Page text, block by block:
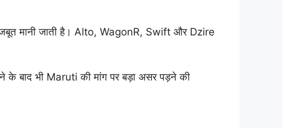
मानी जाती है। Alto, WagonR, Swift और Dzire
के बाद भी Maruti की मांग पर बड़ा असर पड़ने की